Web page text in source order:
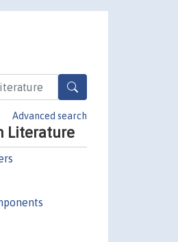
Advanced search
Literature